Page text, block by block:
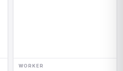
WORKER